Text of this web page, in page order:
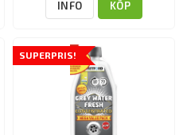
INFO KÖP
SUPERPRIS!